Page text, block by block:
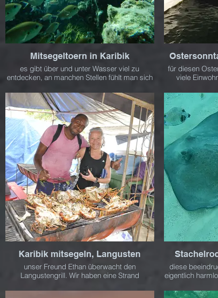
Mitsegeltoern in Karibik
es gibt über und unter Wasser viel zu
entdecken, an manchen Stellen fühlt man sich
für diesen
viele
Island und
Karibik mitsegeln, Langusten
unser Freund Ethan überwacht den
Langustengrill. Wir haben eine Strand
Palmenstrand organisiert
diese
eigentlich
auch von